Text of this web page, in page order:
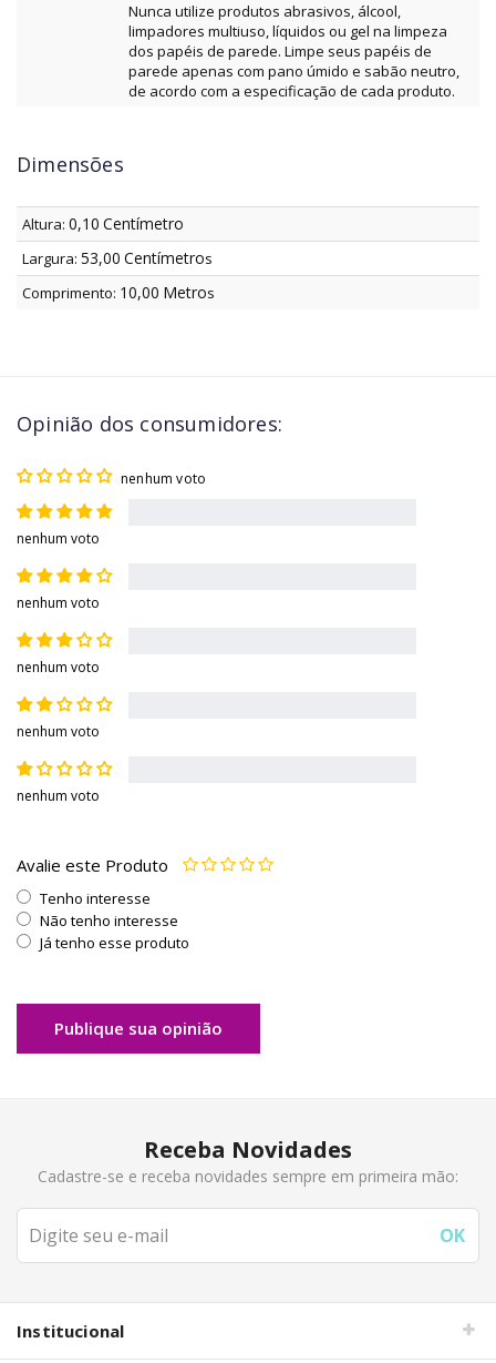
Nunca utilize produtos abrasivos, álcool,
limpadores multiuso, líquidos ou gel na limpeza
dos papéis de parede. Limpe seus papéis de
parede apenas com pano úmido e sabão neutro,
de acordo com a especificação de cada produto.
Dimensões
Altura: 0,10 Centímetro
Largura: 53,00 Centímetros
Comprimento: 10,00 Metros
Opinião dos consumidores:
nenhum voto
nenhum voto
nenhum voto
nenhum voto
nenhum voto
nenhum voto
Avalie este Produto
Tenho interesse
Não tenho interesse
Já tenho esse produto
Publique sua opinião
Receba Novidades
Cadastre-se e receba novidades sempre em primeira mão:
Institucional